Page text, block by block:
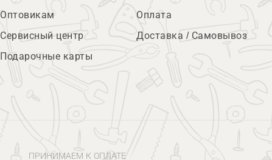
Оптовикам
Сервисный центр
Подарочные карты
Оплата
Доставка / Самовывоз
ПРИНИМАЕМ К ОПЛАТЕ